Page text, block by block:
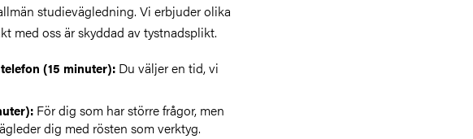
studievägledning. Vi erbjuder olika
med oss är skyddad av tystnadsplikt.
(15 minuter): Du väljer en tid, vi
För dig som har större frågor, men
dig med rösten som verktyg.